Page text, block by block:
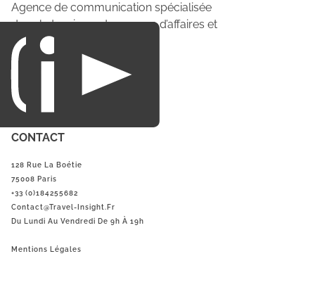
Agence de communication spécialisée
dans le tourisme du voyage d’affaires et
du loisirs.
CONTACT
128 Rue La Boétie
75008 Paris
+33 (0)184255682
Contact@Travel-Insight.fr
Du Lundi Au Vendredi De 9h À 19h
Mentions Légales